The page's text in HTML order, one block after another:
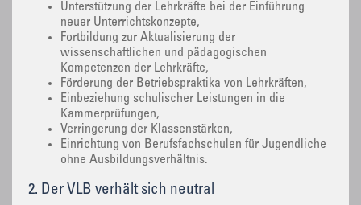
Unterstützung der Lehrkräfte bei der Einführung
neuer Unterrichtskonzepte,
Fortbildung zur Aktualisierung der
wissenschaftlichen und pädagogischen
Kompetenzen der Lehrkräfte,
Förderung der Betriebspraktika von Lehrkräften,
Einbeziehung schulischer Leistungen in die
Kammerprüfungen,
Verringerung der Klassenstärken,
Einrichtung von Berufsfachschulen für Jugendliche
ohne Ausbildungsverhältnis.
2. Der VLB verhält sich neutral